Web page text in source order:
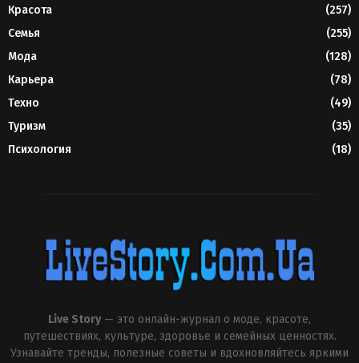
Красота
(257)
Семья
(255)
Мода
(128)
Карьера
(78)
Техно
(49)
Туризм
(35)
Психология
(18)
Live Story — это онлайн-журнал о моде, красоте,
путешествиях, культуре, здоровье и семейных ценностях.
Узнавайте тренды, полезные советы и вдохновляйтесь яркими